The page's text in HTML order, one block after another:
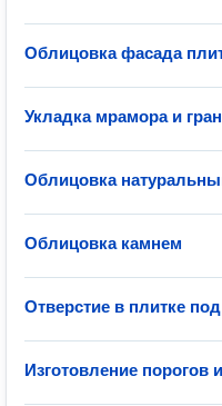
Облицовка фасада
Укладка мрамора и
Облицовка
Облицовка камнем
Отверстие в плитке под
Изготовление порогов